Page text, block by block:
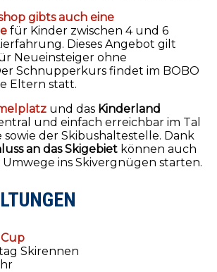
gibts auch eine
für Kinder zwischen 4 und 6
Dieses Angebot gilt
Neueinsteiger ohne
Schnupperkurs findet im BOBO
Eltern statt.
und das Kinderland
und einfach erreichbar im Tal
sowie der Skibushaltestelle. Dank
an das Skigebiet können auch
ins Skivergnügen starten.
Skirennen